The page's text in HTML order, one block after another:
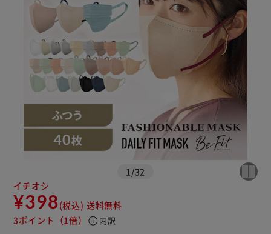
1 /32
イチオシ
¥398(税込) 送料無料
3ポイント （1倍） info 内訳
※ご確認ください
カートに入れる 購入手続きへ